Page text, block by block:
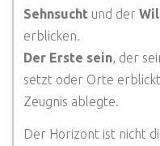
Sehnsucht und der
erblicken.
Der Erste sein , der
setzt oder Orte
Zeugnis ablegte.
Der Horizont ist nicht